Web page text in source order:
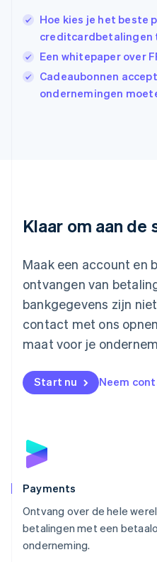
Hoe kies je het beste
creditcardbetalingen
Een whitepaper over
Cadeaubonnen
ondernemingen
Klaar om aan de
Maak een account en
ontvangen van
bankgegevens zijn
contact met ons
maat voor je
Start nu Neem
Payments
Ontvang over de hele
betalingen met een
onderneming.
English
Italië
ItalianoEnglish
日本語English
Kroatië
FrançaisDeutschEnglish
English
Malta
English
Mexico
Nederland
NederlandsEnglish
English
Noorwegen
Polen
English
Português
English
Singapore
English简体中文